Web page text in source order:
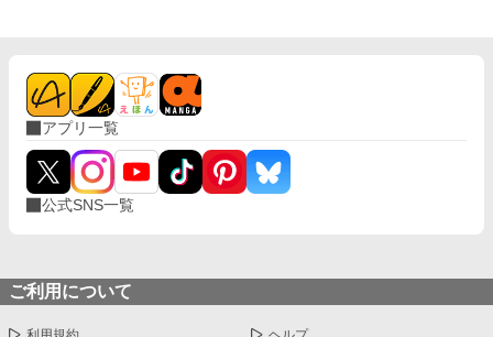
アプリ一覧
公式SNS一覧
ご利用について